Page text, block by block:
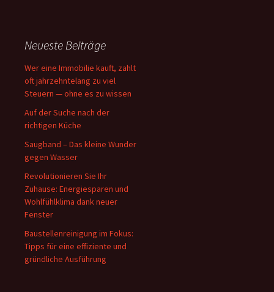
Neueste Beiträge
Wer eine Immobilie kauft, zahlt
oft jahrzehntelang zu viel
Steuern — ohne es zu wissen
Auf der Suche nach der
richtigen Küche
Saugband – Das kleine Wunder
gegen Wasser
Revolutionieren Sie Ihr
Zuhause: Energiesparen und
Wohlfühlklima dank neuer
Fenster
Baustellenreinigung im Fokus:
Tipps für eine effiziente und
gründliche Ausführung